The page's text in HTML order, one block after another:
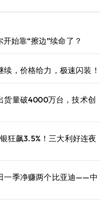
始靠“擦边”续命了？
，价格给力，极速闪装！
货量破4000万台，技术创
狂飙3.5%！三大利好连夜
一季净赚两个比亚迪——中